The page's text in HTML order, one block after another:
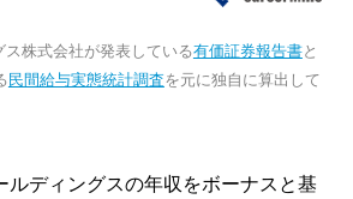
株式会社が発表している有価証券報告書と
民間給与実態統計調査を元に独自に算出して
ルディングスの年収をボーナスと基